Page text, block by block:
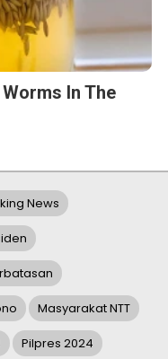
In The
News
Masyarakat NTT
Pilpres 2024